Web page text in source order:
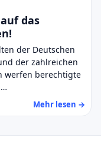
das
der Deutschen
der zahlreichen
werfen berechtigte
Mehr lesen →